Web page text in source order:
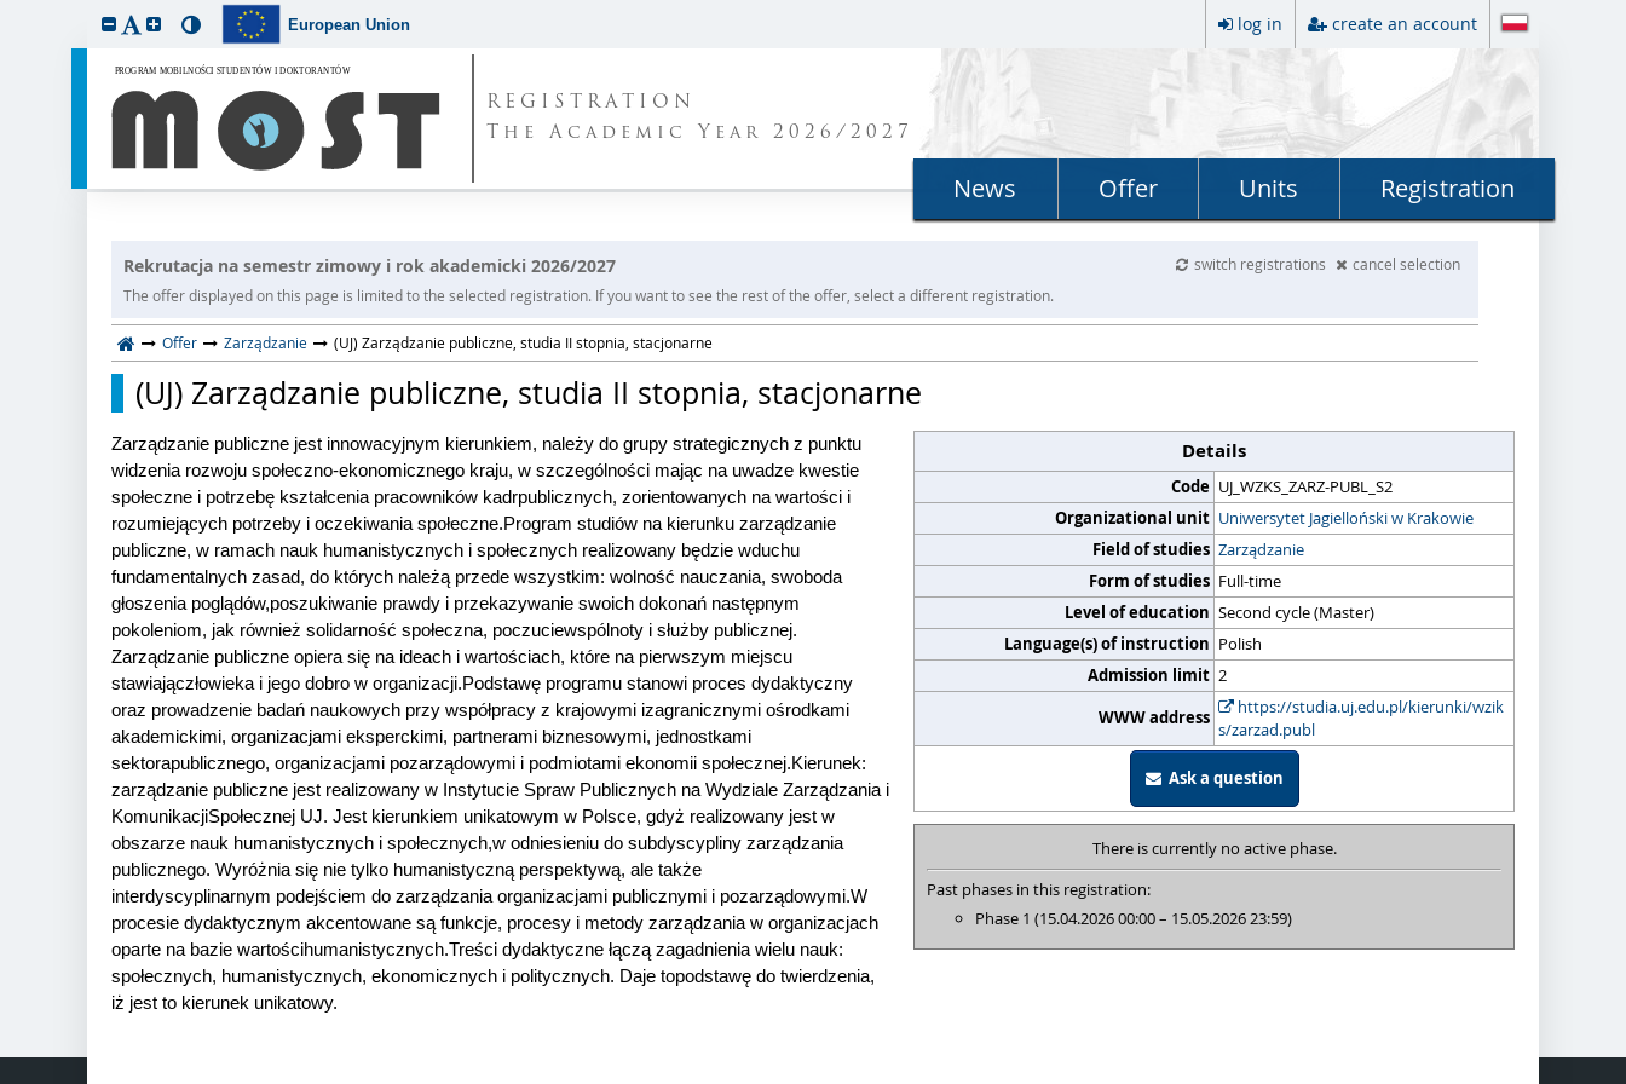
European Union log in create an account
REGISTRATION
The Academic Year 2026/2027
News Offer Units Registration
Rekrutacja na semestr zimowy i rok akademicki 2026/2027 switch registrations
cancel selection
The offer displayed on this page is limited to the selected registration. If you want to see the rest of the offer, select a different registration.
Offer Zarządzanie (UJ) Zarządzanie publiczne, studia II stopnia, stacjonarne
(UJ) Zarządzanie publiczne, studia II stopnia, stacjonarne
Details
Code UJ_WZKS_ZARZ-PUBL_S2
Organizational unit Uniwersytet Jagielloński w Krakowie
Field of studies Zarządzanie
Form of studies Full-time
Level of education Second cycle (Master)
Language(s) of instruction Polish
Admission limit 2
WWW address
https://studia.uj.edu.pl/kierunki/wzik
s/zarzad.publ
Ask a question
There is currently no active phase.
Past phases in this registration:
Phase 1 (15.04.2026 00:00 – 15.05.2026 23:59)
Zarządzanie publiczne jest innowacyjnym kierunkiem, należy do grupy strategicznych z punktu
widzenia rozwoju społeczno-ekonomicznego kraju, w szczególności mając na uwadze kwestie
społeczne i potrzebę kształcenia pracowników kadrpublicznych, zorientowanych na wartości i
rozumiejących potrzeby i oczekiwania społeczne.Program studiów na kierunku zarządzanie
publiczne, w ramach nauk humanistycznych i społecznych realizowany będzie wduchu
fundamentalnych zasad, do których należą przede wszystkim: wolność nauczania, swoboda
głoszenia poglądów,poszukiwanie prawdy i przekazywanie swoich dokonań następnym
pokoleniom, jak również solidarność społeczna, poczuciewspólnoty i służby publicznej.
Zarządzanie publiczne opiera się na ideach i wartościach, które na pierwszym miejscu
stawiajączłowieka i jego dobro w organizacji.Podstawę programu stanowi proces dydaktyczny
oraz prowadzenie badań naukowych przy współpracy z krajowymi izagranicznymi ośrodkami
akademickimi, organizacjami eksperckimi, partnerami biznesowymi, jednostkami
sektorapublicznego, organizacjami pozarządowymi i podmiotami ekonomii społecznej.Kierunek:
zarządzanie publiczne jest realizowany w Instytucie Spraw Publicznych na Wydziale Zarządzania i
KomunikacjiSpołecznej UJ. Jest kierunkiem unikatowym w Polsce, gdyż realizowany jest w
obszarze nauk humanistycznych i społecznych,w odniesieniu do subdyscypliny zarządzania
publicznego. Wyróżnia się nie tylko humanistyczną perspektywą, ale także
interdyscyplinarnym podejściem do zarządzania organizacjami publicznymi i pozarządowymi.W
procesie dydaktycznym akcentowane są funkcje, procesy i metody zarządzania w organizacjach
oparte na bazie wartościhumanistycznych.Treści dydaktyczne łączą zagadnienia wielu nauk:
społecznych, humanistycznych, ekonomicznych i politycznych. Daje topodstawę do twierdzenia,
iż jest to kierunek unikatowy.